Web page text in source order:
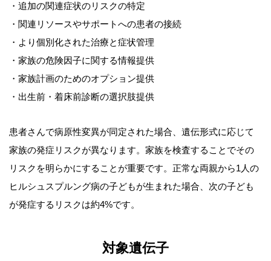
・追加の関連症状のリスクの特定
・関連リソースやサポートへの患者の接続
・より個別化された治療と症状管理
・家族の危険因子に関する情報提供
・家族計画のためのオプション提供
・出生前・着床前診断の選択肢提供
患者さんで病原性変異が同定された場合、遺伝形式に応じて
家族の発症リスクが異なります。家族を検査することでその
リスクを明らかにすることが重要です。正常な両親から1人の
ヒルシュスプルング病の子どもが生まれた場合、次の子ども
が発症するリスクは約4%です。
対象遺伝子